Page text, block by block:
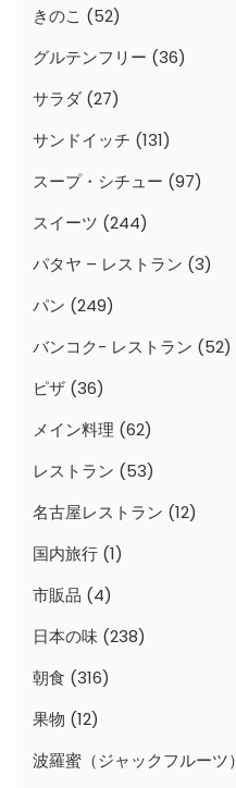
きのこ (52)
グルテンフリー (36)
サラダ (27)
サンドイッチ (131)
スープ・シチュー (97)
スイーツ (244)
パタヤ – レストラン (3)
パン (249)
バンコク- レストラン (52)
ピザ (36)
メイン料理 (62)
レストラン (53)
名古屋レストラン (12)
国内旅行 (1)
市販品 (4)
日本の味 (238)
朝食 (316)
果物 (12)
波羅蜜（ジャックフルーツ）